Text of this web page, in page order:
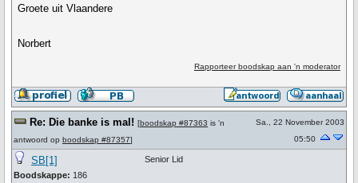
Groete uit Vlaandere
Norbert
Rapporteer boodskap aan 'n moderator
Re: Die banke is mal! [boodskap #87363 is 'n
antwoord op boodskap #87357]
Sa., 22 November 2003
05:50
SB[1]
Boodskappe: 186
Senior Lid